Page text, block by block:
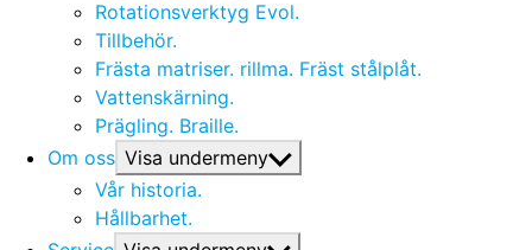
Rotationsverktyg Evol.
Tillbehör.
Frästa matriser. rillma. Fräst stålplåt.
Vattenskärning.
Prägling. Braille.
Om oss Visa undermeny
Vår historia.
Hållbarhet.